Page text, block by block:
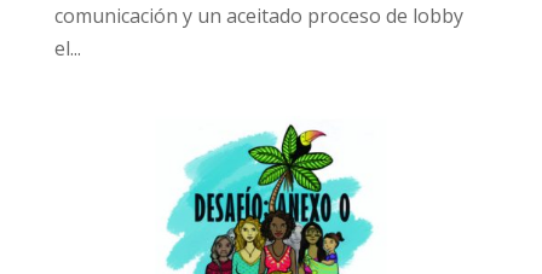
comunicación y un aceitado proceso de lobby
el...